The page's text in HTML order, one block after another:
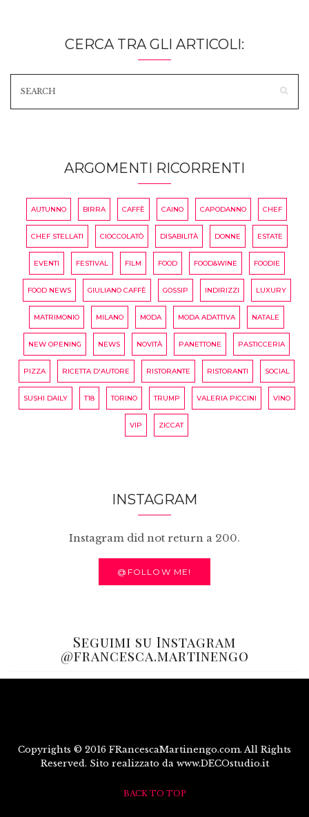
CERCA TRA GLI ARTICOLI:
ARGOMENTI RICORRENTI
AUTUNNO BIRRA CAFFÈ CAINO CAPODANNO CHEF
CHEF STELLATI CIOCCOLATÒ DISABILITÀ DONNE ESTATE
EVENTI FESTIVAL FILM FOOD FOOD&WINE FOODIE
FOOD NEWS GIULIANO CAFFÈ GOSSIP INDIRIZZI LUXURY
MATRIMONIO MILANO MODA MODA ADATTIVA NATALE
NEW OPENING NEWS NOVITÀ PANETTONE PASTICCERIA
PIZZA RICETTA D'AUTORE RISTORANTE RISTORANTI SOCIAL
SUSHI DAILY T18 TORINO TRUMP VALERIA PICCINI VINO
VIP ZICCAT
INSTAGRAM
Instagram did not return a 200.
@FOLLOW ME!
Seguimi su Instagram
@francesca.martinengo
Copyrights © 2016 FRancescaMartinengo.com. All Rights
Reserved. Sito realizzato da www.DECOstudio.it
BACK TO TOP